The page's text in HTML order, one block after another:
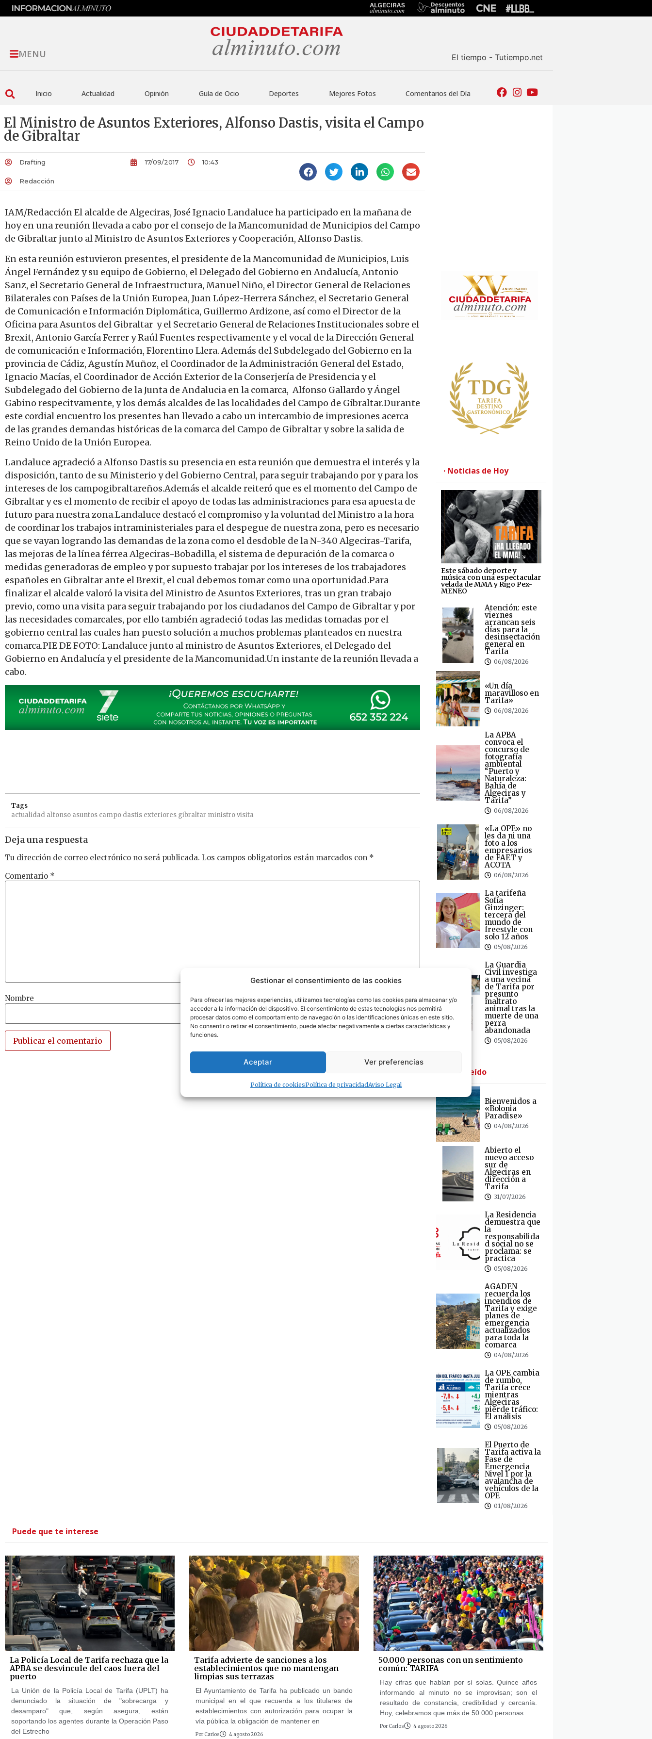
Gestionar el consentimiento de las cookies
Para ofrecer las mejores experiencias, utilizamos tecnologías como las cookies para almacenar y/o
acceder a la información del dispositivo. El consentimiento de estas tecnologías nos permitirá
procesar datos como el comportamiento de navegación o las identificaciones únicas en este sitio.
No consentir o retirar el consentimiento, puede afectar negativamente a ciertas características y
funciones.
Aceptar Ver preferencias
Política de cookiesPolítica de privacidadAviso Legal
MENU El tiempo - Tutiempo.net
Inicio Actualidad Opinión Guía de Ocio Deportes Mejores Fotos Comentarios del Día
El Ministro de Asuntos Exteriores, Alfonso Dastis, visita el Campo
de Gibraltar
Drafting
Redacción
17/09/2017 10:43
IAM/Redacción El alcalde de Algeciras, José Ignacio Landaluce ha participado en la mañana de
hoy en una reunión llevada a cabo por el consejo de la Mancomunidad de Municipios del Campo
de Gibraltar junto al Ministro de Asuntos Exteriores y Cooperación, Alfonso Dastis.
En esta reunión estuvieron presentes, el presidente de la Mancomunidad de Municipios, Luis
Ángel Fernández y su equipo de Gobierno, el Delegado del Gobierno en Andalucía, Antonio
Sanz, el Secretario General de Infraestructura, Manuel Niño, el Director General de Relaciones
Bilaterales con Países de la Unión Europea, Juan López-Herrera Sánchez, el Secretario General
de Comunicación e Información Diplomática, Guillermo Ardizone, así como el Director de la
Oficina para Asuntos del Gibraltar y el Secretario General de Relaciones Institucionales sobre el
Brexit, Antonio García Ferrer y Raúl Fuentes respectivamente y el vocal de la Dirección General
de comunicación e Información, Florentino Llera. Además del Subdelegado del Gobierno en la
provincia de Cádiz, Agustín Muñoz, el Coordinador de la Administración General del Estado,
Ignacio Macías, el Coordinador de Acción Exterior de la Conserjería de Presidencia y el
Subdelegado del Gobierno de la Junta de Andalucia en la comarca, Alfonso Gallardo y Ángel
Gabino respecitvamente, y los demás alcaldes de las localidades del Campo de Gibraltar.Durante
este cordial encuentro los presentes han llevado a cabo un intercambio de impresiones acerca
de las grandes demandas históricas de la comarca del Campo de Gibraltar y sobre la salida de
Reino Unido de la Unión Europea.
Landaluce agradeció a Alfonso Dastis su presencia en esta reunión que demuestra el interés y la
disposición, tanto de su Ministerio y del Gobierno Central, para seguir trabajando por y para los
intereses de los campogibraltareños.Además el alcalde reiteró que es el momento del Campo de
Gibraltar y es el momento de recibir el apoyo de todas las administraciones para esa apuesta de
futuro para nuestra zona.Landaluce destacó el compromiso y la voluntad del Ministro a la hora
de coordinar los trabajos intraministeriales para el despegue de nuestra zona, pero es necesario
que se vayan logrando las demandas de la zona como el desdoble de la N-340 Algeciras-Tarifa,
las mejoras de la línea férrea Algeciras-Bobadilla, el sistema de depuración de la comarca o
medidas generadoras de empleo y por supuesto trabajar por los intereses de los trabajadores
españoles en Gibraltar ante el Brexit, el cual debemos tomar como una oportunidad.Para
finalizar el alcalde valoró la visita del Ministro de Asuntos Exteriores, tras un gran trabajo
previo, como una visita para seguir trabajando por los ciudadanos del Campo de Gibraltar y por
las necesidades comarcales, por ello también agradeció todas las medidas tomadas por el
gobierno central las cuales han puesto solución a muchos problemas planteados en nuestra
comarca.PIE DE FOTO: Landaluce junto al ministro de Asuntos Exteriores, el Delegado del
Gobierno en Andalucía y el presidente de la Mancomunidad.Un instante de la reunión llevada a
cabo.
Tags
actualidad alfonso asuntos campo dastis exteriores gibraltar ministrovisita
Deja una respuesta
Tu dirección de correo electrónico no será publicada. Los campos obligatorios están marcados con *
Comentario *
Nombre
· Noticias de Hoy
Este sábado deporte y
música con una espectacular
velada de MMA y Rigo Pex-
MENEO
Atención: este
viernes
arrancan seis
días para la
desinsectación
general en
Tarifa
06/08/2026
«Un día
maravilloso en
Tarifa»
06/08/2026
La APBA
convoca el
concurso de
fotografía
ambiental
“Puerto y
Naturaleza:
Bahía de
Algeciras y
Tarifa”
06/08/2026
«La OPE» no
les da ni una
foto a los
empresarios
de FAET y
ACOTA
06/08/2026
La tarifeña
Sofía
Ginzinger:
tercera del
mundo de
freestyle con
solo 12 años
05/08/2026
La Guardia
Civil investiga
a una vecina
de Tarifa por
presunto
maltrato
animal tras la
muerte de una
perra
abandonada
05/08/2026
· Lo + Leído
Bienvenidos a
«Bolonia
Paradise»
04/08/2026
Abierto el
nuevo acceso
sur de
Algeciras en
dirección a
Tarifa
31/07/2026
La Residencia
demuestra que
la
responsabilida
d social no se
proclama: se
practica
05/08/2026
AGADEN
recuerda los
incendios de
Tarifa y exige
planes de
emergencia
actualizados
para toda la
comarca
04/08/2026
La OPE cambia
de rumbo,
Tarifa crece
mientras
Algeciras
pierde tráfico:
El análisis
05/08/2026
El Puerto de
Tarifa activa la
Fase de
Emergencia
Nivel 1 por la
avalancha de
vehículos de la
OPE
01/08/2026
Puede que te interese
La Policía Local de Tarifa rechaza que la
APBA se desvincule del caos fuera del
puerto
La Unión de la Policía Local de Tarifa (UPLT) ha
denunciado la situación de "sobrecarga y
desamparo" que, según asegura, están
soportando los agentes durante la Operación Paso
del Estrecho
Tarifa advierte de sanciones a los
establecimientos que no mantengan
limpias sus terrazas
El Ayuntamiento de Tarifa ha publicado un bando
municipal en el que recuerda a los titulares de
establecimientos con autorización para ocupar la
vía pública la obligación de mantener en
Por Carlos 4 agosto 2026
50.000 personas con un sentimiento
común: TARIFA
Hay cifras que hablan por sí solas. Quince años
informando al minuto no se improvisan; son el
resultado de constancia, credibilidad y cercanía.
Hoy, celebramos que más de 50.000 personas
Por Carlos 4 agosto 2026